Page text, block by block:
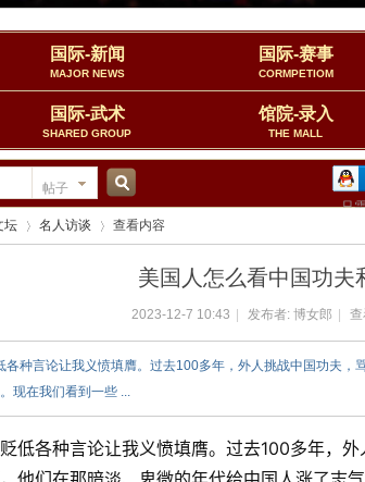
国际-新闻
MAJOR NEWS
国际-赛事
CORMPETIOM
国际-武术
SHARED GROUP
馆院-录入
THE MALL
帖子
搜
只
坛 名人访谈 查看内容
美国人怎么看中国功夫
2023-12-7 10:43 发布者: 博女郎 查
各种言论让我义愤填膺。过去100多年，外人挑战中国功夫
现在我们看到一些 ...
低各种言论让我义愤填膺。过去100多年，